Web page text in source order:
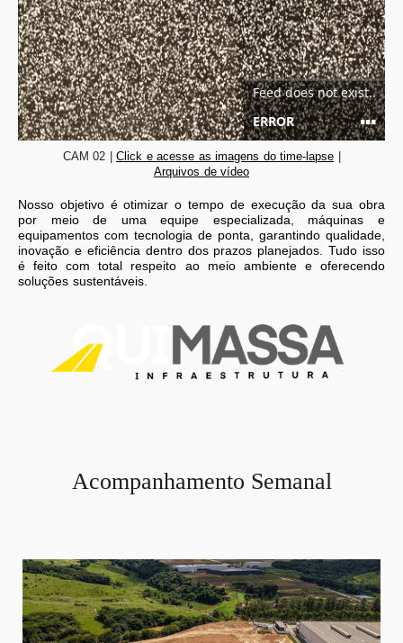
CAM 02 | Click e acesse as imagens do time-lapse
Arquivos de vídeo
Nosso objetivo é otimizar o tempo de execução da sua obra
por meio de uma equipe especializada, máquinas e
equipamentos com tecnologia de ponta, garantindo qualidade,
inovação e eficiência dentro dos prazos planejados. Tudo isso
é feito com total respeito ao meio ambiente e oferecendo
soluções sustentáveis.
Acompanhamento Semanal